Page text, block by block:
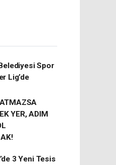
Spor
Lig’de
YER, ADIM
3 Yeni Tesis